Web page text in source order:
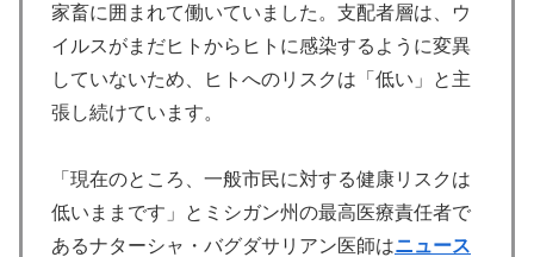
家畜に囲まれて働いていました。支配者層は、ウ
イルスがまだヒトからヒトに感染するように変異
していないため、ヒトへのリスクは「低い」と主
張し続けています。
「現在のところ、一般市民に対する健康リスクは
低いままです」とミシガン州の最高医療責任者で
あるナターシャ・バグダサリアン医師はニュース